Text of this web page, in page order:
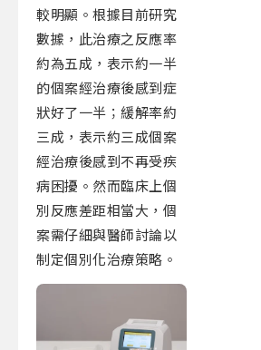
較明顯。根據目前研究
數據，此治療之反應率
約為五成，表示約一半
的個案經治療後感到症
狀好了一半；緩解率約
三成，表示約三成個案
經治療後感到不再受疾
病困擾。然而臨床上個
別反應差距相當大，個
案需仔細與醫師討論以
制定個別化治療策略。